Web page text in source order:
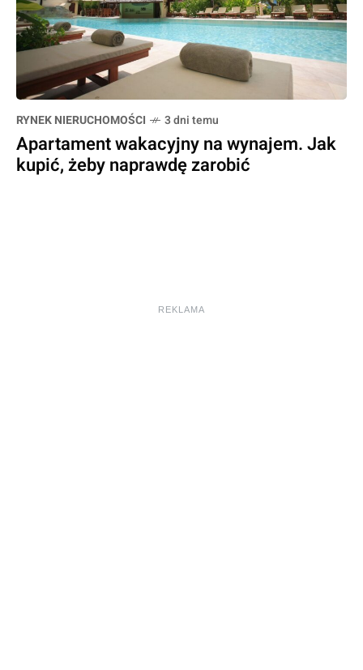
RYNEK NIERUCHOMOŚCI 3 dni temu
Apartament wakacyjny na wynajem. Jak
kupić, żeby naprawdę zarobić
REKLAMA